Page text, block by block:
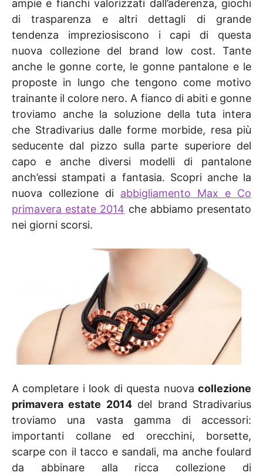
ampie e fianchi valorizzati dall’aderenza, giochi
di trasparenza e altri dettagli di grande
tendenza impreziosiscono i capi di questa
nuova collezione del brand low cost. Tante
anche le gonne corte, le gonne pantalone e le
proposte in lungo che tengono come motivo
trainante il colore nero. A fianco di abiti e gonne
troviamo anche la soluzione della tuta intera
che Stradivarius dalle forme morbide, resa più
seducente dal pizzo sulla parte superiore del
capo e anche diversi modelli di pantalone
anch’essi stampati a fantasia. Scopri anche la
nuova collezione di abbigliamento Max e Co
primavera estate 2014 che abbiamo presentato
nei giorni scorsi.
A completare i look di questa nuova collezione
primavera estate 2014del brand Stradivarius
troviamo una vasta gamma di accessori:
importanti collane ed orecchini, borsette,
scarpe con il tacco e sandali, ma anche foulard
da abbinare alla ricca collezione di